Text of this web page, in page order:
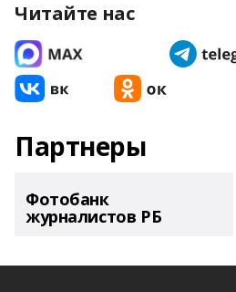
Читайте нас
Партнеры
Фотобанк
журналистов РБ